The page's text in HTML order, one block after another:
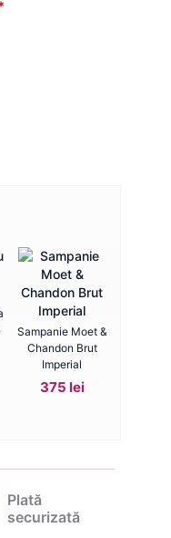
Sampanie Moet &
Chandon Brut
Imperial
375 lei
Plată
securizată